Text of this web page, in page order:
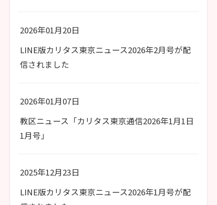
2026年01月20日
LINE版カリタス東京ニュース2026年2月号が配
信されました
2026年01月07日
教区ニュース「カリタス東京通信2026年1月1日
1月号」
2025年12月23日
LINE版カリタス東京ニュース2026年1月号が配